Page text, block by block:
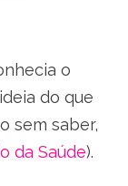
o
do que
sem saber,
da Saúde).